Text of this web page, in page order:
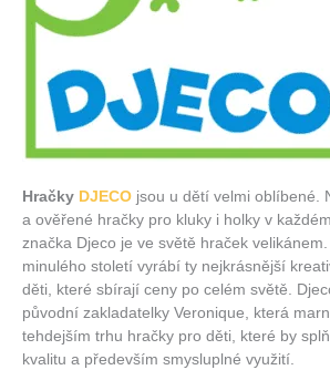
Hračky DJECO jsou u dětí velmi oblíbené.
a ověřené hračky pro kluky i holky v
značka Djeco je ve světě hraček
minulého století vyrábí ty nejkrásnější
děti, které sbírají ceny po celém světě.
původní zakladatelky Veronique, která
tehdejším trhu hračky pro děti, které by
kvalitu a především smysluplné využití.